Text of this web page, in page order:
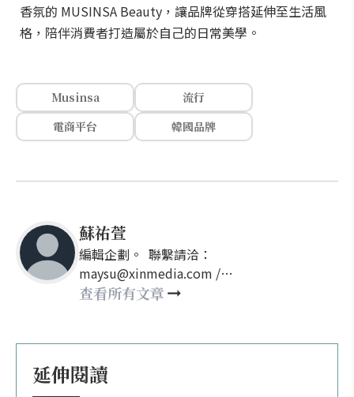
香氛的 MUSINSA Beauty，讓品牌從穿搭延伸至生活風
格，陪伴消費者打造屬於自己的日常美學。
Musinsa
流行
電商平台
韓國品牌
蘇祐萱
編輯企劃。 聯繫請洽：
maysu@xinmedia.com /
may860527@gmail.com
查看所有文章
延伸閱讀